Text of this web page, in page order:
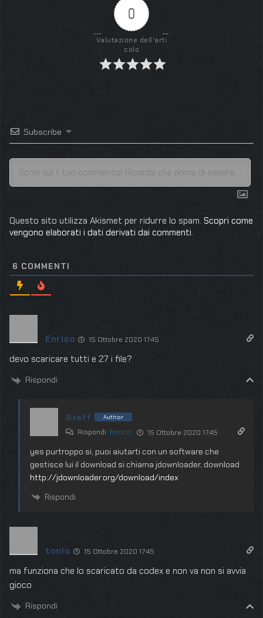
0
Valutazione dell'arti
colo
Subscribe
Questo sito utilizza Akismet per ridurre lo spam. Scopri come
vengono elaborati i dati derivati dai commenti.
6 COMMENTI
Enrico 15 Ottobre 2020 17:45
devo scaricare tutti e 27 i file?
Rispondi
Staff Author
Rispondi Enrico 15 Ottobre 2020 17:45
yes purtroppo si, puoi aiutarti con un software che
gestisce lui il download si chiama jdownloader, download
http://jdownloader.org/download/index
Rispondi
tonio 15 Ottobre 2020 17:45
ma funziona che lo scaricato da codex e non va non si avvia
gioco
Rispondi